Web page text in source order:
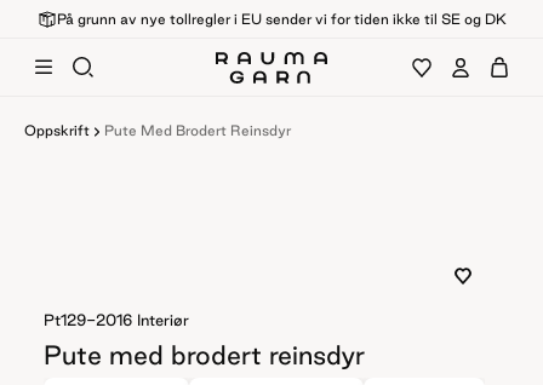
På grunn av nye tollregler i EU sender vi for tiden ikke til SE og DK
Oppskrift Pute Med Brodert Reinsdyr
Pt129-2016 Interiør
Pute med brodert reinsdyr